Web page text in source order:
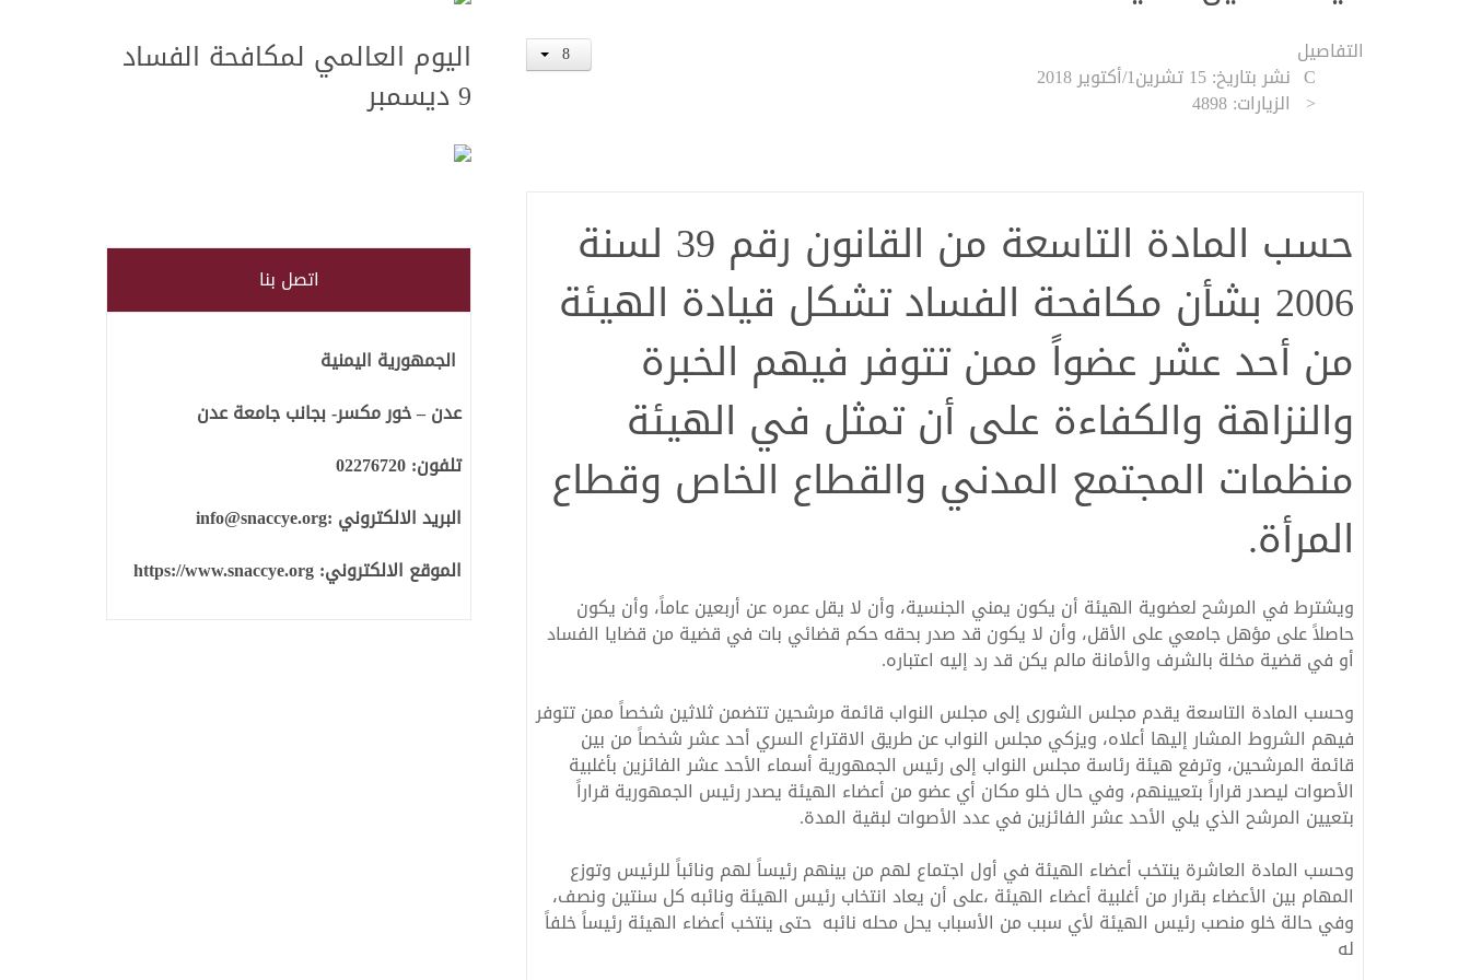
الكثيري يشدد على الدور المهم للهيئة الوطنية العُليا لمكافحة الفساد في
الهيئة الوطنية العليا لمكافحة الفساد تشارك في ورشة عمل بعنوان مكافحة
الفساد و نزاهة الاعمال
التفاصيل
نشر بتاريخ: 15 تشرين1/أكتوير 2018
الزيارات: 4898
حسب المادة التاسعة من القانون رقم 39 لسنة
2006 بشأن مكافحة الفساد تشكل قيادة الهيئة
من أحد عشر عضواً ممن تتوفر فيهم الخبرة
والنزاهة والكفاءة على أن تمثل في الهيئة
منظمات المجتمع المدني والقطاع الخاص وقطاع
المرأة.
ويشترط في المرشح لعضوية الهيئة أن يكون يمني الجنسية، وأن لا يقل عمره عن أربعين عاماً، وأن يكون
حاصلاً على مؤهل جامعي على الأقل، وأن لا يكون قد صدر بحقه حكم قضائي بات في قضية من قضايا الفساد
أو في قضية مخلة بالشرف والأمانة مالم يكن قد رد إليه اعتباره.
وحسب المادة التاسعة يقدم مجلس الشورى إلى مجلس النواب قائمة مرشحين تتضمن ثلاثين شخصاً ممن تتوفر
فيهم الشروط المشار إليها أعلاه، ويزكي مجلس النواب عن طريق الاقتراع السري أحد عشر شخصاً من بين
قائمة المرشحين، وترفع هيئة رئاسة مجلس النواب إلى رئيس الجمهورية أسماء الأحد عشر الفائزين بأغلبية
الأصوات ليصدر قراراً بتعيينهم، وفي حال خلو مكان أي عضو من أعضاء الهيئة يصدر رئيس الجمهورية قراراً
بتعيين المرشح الذي يلي الأحد عشر الفائزين في عدد الأصوات لبقية المدة.
وحسب المادة العاشرة ينتخب أعضاء الهيئة في أول اجتماع لهم من بينهم رئيساً لهم ونائباً للرئيس وتوزع
المهام بين الأعضاء بقرار من أغلبية أعضاء الهيئة ،على أن يعاد انتخاب رئيس الهيئة ونائبه كل سنتين ونصف،
وفي حالة خلو منصب رئيس الهيئة لأي سبب من الأسباب يحل محله نائبه حتى ينتخب أعضاء الهيئة رئيساً خلفاً
له
اليوم العالمي لمكافحة الفساد
9 ديسمبر
اتصل بنا
الجمهورية اليمنية
عدن – خور مكسر- بجانب جامعة عدن
تلفون:02276720
البريد الالكتروني :info@snaccye.org
الموقع الالكتروني:https://www.snaccye.org